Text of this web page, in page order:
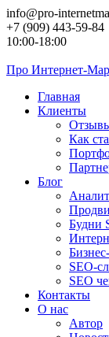
Перейти
к
контенту
info@pro-
+7 (909) 443-59-84
10:00-18:00
Про Интернет-
Главная
Клиенты
Как
Блог
Будни
SEO-
SEO
Контакты
О нас
Автор